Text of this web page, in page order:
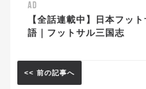
AD
【全話連載中】日本フッ
語｜フットサル三国志
<< 前の記事へ